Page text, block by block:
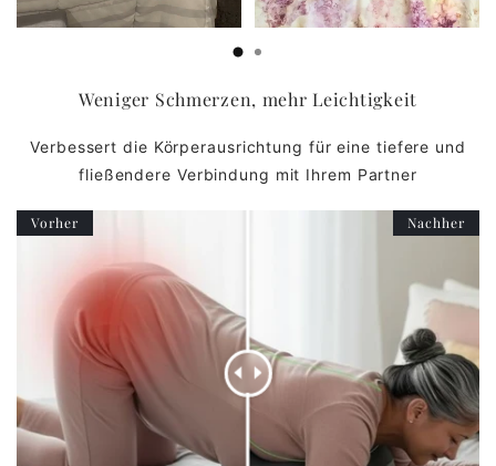
Weniger Schmerzen, mehr Leichtigkeit
Verbessert die Körperausrichtung für eine tiefere und
fließendere Verbindung mit Ihrem Partner
Vorher Nachher